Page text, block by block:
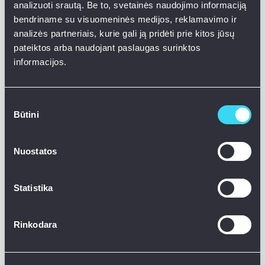
analizuoti srautą. Be to, svetainės naudojimo informaciją
bendriname su visuomeninės medijos, reklamavimo ir
analizės partneriais, kurie gali ją pridėti prie kitos jūsų
pateiktos arba naudojant paslaugas surinktos
informacijos.
pasirinkimas
Būtini
Nuostatos
Statistika
RinkodaraO kaip bus nuotaikos rytoj?